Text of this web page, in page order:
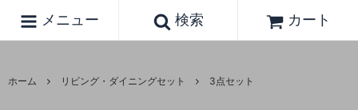
メニュー 検索 カート
ホーム リビング・ダイニングセット 3点セット